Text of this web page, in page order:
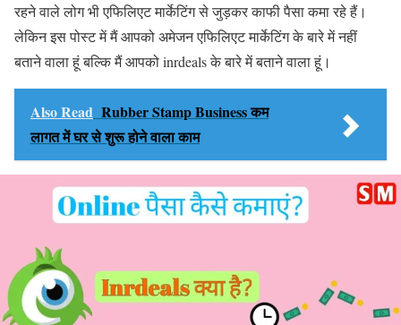
रहने वाले लोग भी एफिलिएट मार्केटिंग से जुड़कर काफी पैसा कमा रहे हैं।
लेकिन इस पोस्ट में मैं आपको अमेजन एफिलिएट मार्केटिंग के बारे में नहीं
बताने वाला हूं बल्कि मैं आपको inrdeals के बारे में बताने वाला हूं।
Also Read Rubber Stamp Business कम
लागत में घर से शुरू होने वाला काम